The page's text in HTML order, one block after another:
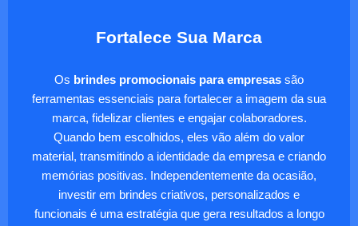
Fortalece Sua Marca
Os brindes promocionais para empresas são
ferramentas essenciais para fortalecer a imagem da sua
marca, fidelizar clientes e engajar colaboradores.
Quando bem escolhidos, eles vão além do valor
material, transmitindo a identidade da empresa e criando
memórias positivas. Independentemente da ocasião,
investir em brindes criativos, personalizados e
funcionais é uma estratégia que gera resultados a longo